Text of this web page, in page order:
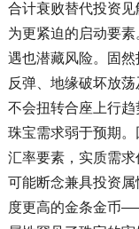
合计衰败替代投资
为更紧迫的启动要
遇也潜藏风险。固
反弹、地缘破坏放
不会扭转合座上行
珠宝需求弱于预期
汇率要素，实质需
可能断念兼具投资
度更高的金条金币